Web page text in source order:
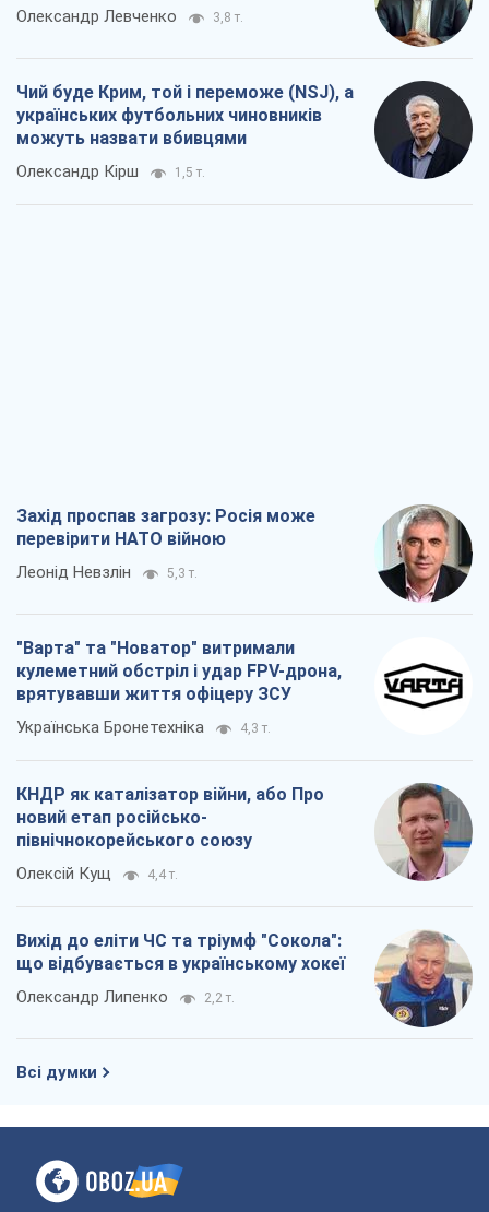
Олександр Левченко 3,8 т.
Чий буде Крим, той і переможе (NSJ), а
українських футбольних чиновників
можуть назвати вбивцями
Олександр Кірш 1,5 т.
Захід проспав загрозу: Росія може
перевірити НАТО війною
Леонід Невзлін 5,3 т.
"Варта" та "Новатор" витримали
кулеметний обстріл і удар FPV-дрона,
врятувавши життя офіцеру ЗСУ
Українська Бронетехніка 4,3 т.
КНДР як каталізатор війни, або Про
новий етап російсько-
північнокорейського союзу
Олексій Кущ 4,4 т.
Вихід до еліти ЧС та тріумф "Сокола":
що відбувається в українському хокеї
Олександр Липенко 2,2 т.
Всі думки